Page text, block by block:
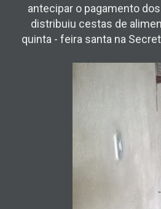
antecipar o pagamento
distribuiu cestas de
quinta - feira santa na